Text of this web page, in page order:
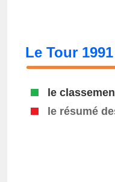
Le Tour
le
le résumé